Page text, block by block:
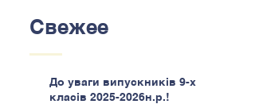
Свежее
До уваги випускників 9-х
класів 2025-2026н.р.!